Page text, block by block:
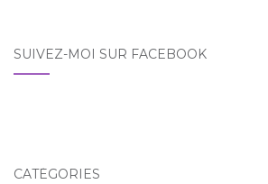
SUIVEZ-MOI SUR FACEBOOK
CATÉGORIES